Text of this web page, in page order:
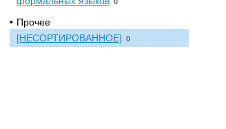
• Прочее
[НЕСОРТИРОВАННОЕ] 0